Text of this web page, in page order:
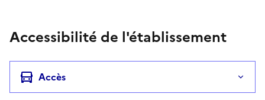
Accessibilité de l'établissement
Accès